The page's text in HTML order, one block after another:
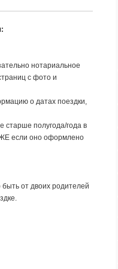
нотариальное
с фото и
о датах поездки,
старше полугода/года в
если оно оформлено
от двоих родителей